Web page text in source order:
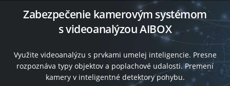
Zabezpečenie kamerovým systémom
s videoanalýzou AIBOX
Využite videoanalýzu s prvkami umelej inteligencie. Presne
rozpoznáva typy objektov a poplachové udalosti. Premení
kamery v inteligentné detektory pohybu.